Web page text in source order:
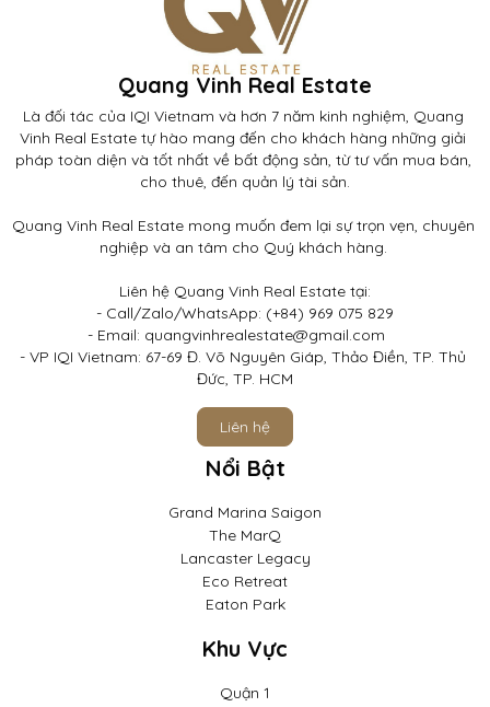
Quang Vinh Real Estate
Là đối tác của IQI Vietnam và hơn 7 năm kinh nghiệm, Quang
Vinh Real Estate tự hào mang đến cho khách hàng những giải
pháp toàn diện và tốt nhất về bất động sản, từ tư vấn mua bán,
cho thuê, đến quản lý tài sản.
Quang Vinh Real Estate mong muốn đem lại sự trọn vẹn, chuyên
nghiệp và an tâm cho Quý khách hàng.
Liên hệ Quang Vinh Real Estate tại:
- Call/Zalo/WhatsApp: (+84) 969 075 829
- Email: quangvinhrealestate@gmail.com
- VP IQI Vietnam: 67-69 Đ. Võ Nguyên Giáp, Thảo Điền, TP. Thủ
Đức, TP. HCM
Liên hệ
Nổi Bật
Grand Marina Saigon
The MarQ
Lancaster Legacy
Eco Retreat
Eaton Park
Khu Vực
Quận 1